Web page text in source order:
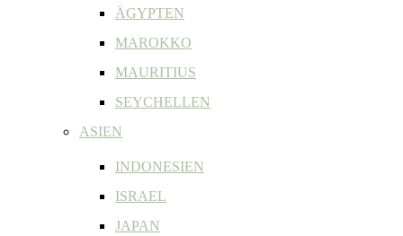
ÄGYPTEN
MAROKKO
MAURITIUS
SEYCHELLEN
ASIEN
INDONESIEN
ISRAEL
JAPAN